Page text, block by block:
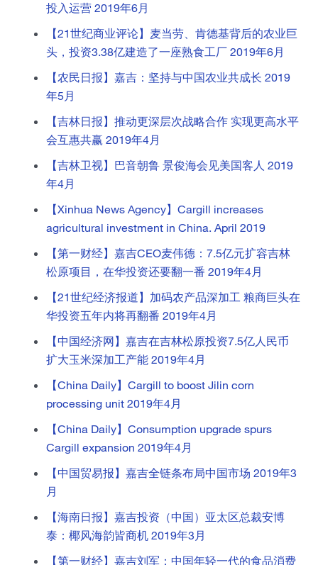
投入运营 2019年6月
【21世纪商业评论】麦当劳、肯德基背后的农业巨
头，投资3.38亿建造了一座熟食工厂 2019年6月
【农民日报】嘉吉：坚持与中国农业共成长 2019
年5月
【吉林日报】推动更深层次战略合作 实现更高水平
会互惠共赢 2019年4月
【吉林卫视】巴音朝鲁 景俊海会见美国客人 2019
年4月
【Xinhua News Agency】Cargill increases
agricultural investment in China. April 2019
【第一财经】嘉吉CEO麦伟德：7.5亿元扩容吉林
松原项目，在华投资还要翻一番 2019年4月
【21世纪经济报道】加码农产品深加工 粮商巨头在
华投资五年内将再翻番 2019年4月
【中国经济网】嘉吉在吉林松原投资7.5亿人民币
扩大玉米深加工产能 2019年4月
【China Daily】Cargill to boost Jilin corn
processing unit 2019年4月
【China Daily】Consumption upgrade spurs
Cargill expansion 2019年4月
【中国贸易报】嘉吉全链条布局中国市场 2019年3
月
【海南日报】嘉吉投资（中国）亚太区总裁安博
泰：椰风海韵皆商机 2019年3月
【第一财经】嘉吉刘军：中国年轻一代的食品消费